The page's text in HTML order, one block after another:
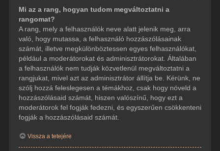
Mi az a rang, hogyan tudom megváltoztatni a
rangomat?
A rang, mely a felhasználók neve alatt jelenik meg, arra
való, hogy mutassa, a felhasználó hozzászólásainak
számát, illetve megkülönböztessen egyes felhasználókat,
például a moderátorokat és adminisztrátorokat. Általában
a felhasználók nem tudják közvetlenül megváltoztatni a
rangjukat, mivel azt az adminisztrátor állítja be. Kérünk, ne
szólj hozzá feleslegesen a témákhoz, csak hogy növeld a
hozzászólásaid számát, hiszen valószínű, hogy ezt a
moderátorok fel fogják fedezni, és egyszerűen csökkenteni
fogják a hozzászólásaid számát.
Vissza a tetejére